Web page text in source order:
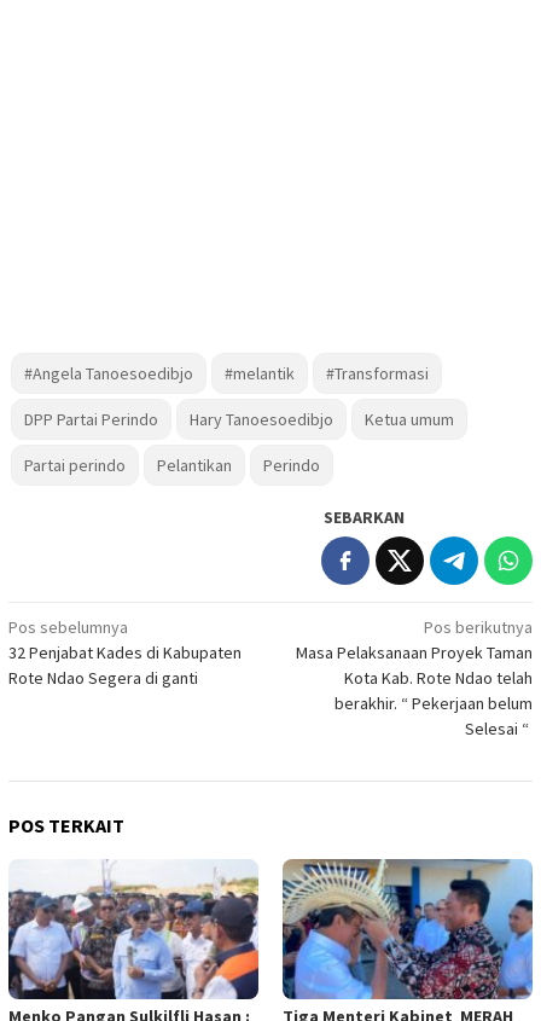
#Angela Tanoesoedibjo #melantik #Transformasi
DPP Partai Perindo Hary Tanoesoedibjo Ketua umum
Partai perindo Pelantikan Perindo
SEBARKAN
Navigasi
pos
Pos sebelumnya
32 Penjabat Kades di Kabupaten
Rote Ndao Segera di ganti
Pos berikutnya
Masa Pelaksanaan Proyek Taman
Kota Kab. Rote Ndao telah
berakhir. “ Pekerjaan belum
Selesai “
POS TERKAIT
Menko Pangan Sulkilfli Hasan :
Tiga Menteri Kabinet MERAH